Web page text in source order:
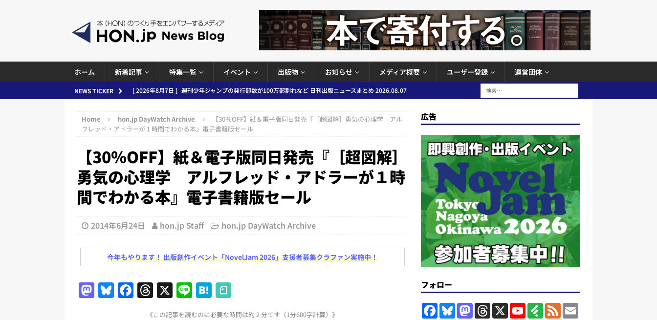
ホーム 新着記事 特集一覧 イベント 出版物 お知らせ メディア概要 ユーザー登録 運営団体
NEWS TICKER [ 2026年8月6日 ] ラップも読書など 日刊出版ニュースまとめ 2026.08.06
日刊出版ニュースまとめ
ースまとめ 2026.08.05
日刊出版ニュースまとめ
め 2026.08.04
日刊出版ニュースまとめ
[ 2026年8月3日 ]
「講談社、著者向けポータルサイト提供開始」「EUが生成AIコンテンツの識別表示を義
務化」など、週刊出版ニュースまとめ＆コラム #726（2026年7月26日～8月1日）
とめ＆コラム
[ 2026年8月2日 ] EUが生成AIコンテンツの識別表示を義務化など 日刊出版ニュースまとめ 2026.08.02
[ 2026年8月1日 ] 文科省、プログラミング教育にAI活用方針など 日刊出版ニュースまとめ 2026.08.01
[ 2026年7月31日 ] HON.jp News Blogに拡張検索生成（RAG）で回答を返すチャットボットを設置など
Home hon.jp DayWatch Archive
【30％OFF】紙＆電子版同日発売『［超図解］勇気の心理学 アル
フレッド・アドラーが１時間でわかる本』電子書籍版セール
【30％OFF】紙＆電子版同日発売『［超図解］
勇気の心理学 アルフレッド・アドラーが１時
間でわかる本』電子書籍版セール
2014年6月24日 hon.jp Staff hon.jp DayWatch Archive
今年もやります！ 出版創作イベント「NovelJam 2026」支援者募集クラファン実施中！
M Bl F T X Li
n
H
at
《この記事を読むのに必要な時間は約 2 分です（1分600字計算）》
広告
フォロー
F
a
B
l
M
a
T
h
X
Y
o
F
e
F
e
E
m